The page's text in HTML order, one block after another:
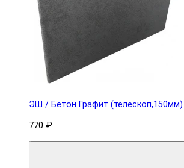
ЭШ / Бетон Графит (телескоп,150мм)
770 ₽